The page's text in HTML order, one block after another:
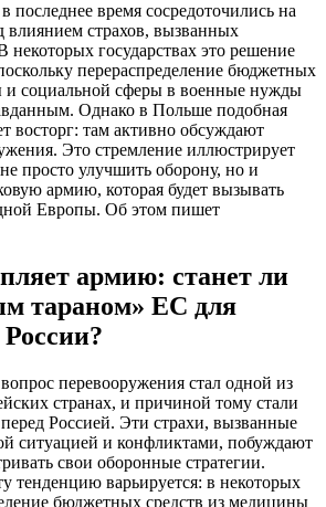
последнее время сосредоточились на
влиянием страхов, вызванных
некоторых государствах это решение
перераспределение бюджетных
и социальной сферы в военные нужды
Однако в Польше подобная
восторг: там активно обсуждают
Это стремление иллюстрирует
просто улучшить оборону, но и
армию, которая будет вызывать
Европы. Об этом пишет
армию: станет ли
тараном» ЕС для
перевооружения стал одной из
странах, и причиной тому стали
Россией. Эти страхи, вызванные
ситуацией и конфликтами, побуждают
свои оборонные стратегии.
тенденцию варьируется: в некоторых
бюджетных средств из медицины